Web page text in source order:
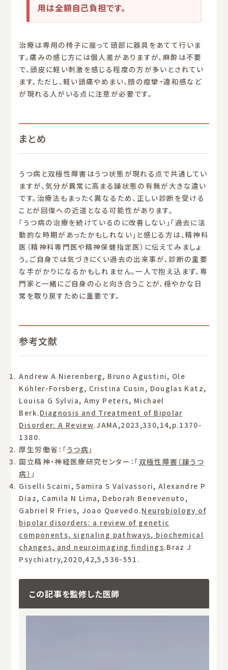
用は全額自己負担です。
治療は専用の椅子に座って頭部に器具をあてて行いま
す。痛みの感じ方には個人差がありますが、麻酔は不要
で、頭皮に軽い刺激を感じる程度の方が多いとされてい
ます。ただし、軽い頭痛やめまい、顔の痙攣・違和感など
が現れる人がいる点に注意が必要です。
まとめ
うつ病と双極性障害はうつ状態が現れる点で共通してい
ますが、気分が異常に高まる躁状態の有無が大きな違い
です。治療法もまったく異なるため、正しい診断を受ける
ことが回復への近道となる可能性があります。
「うつ病の治療を続けているのに改善しない」「過去に活
動的な時期があったかもしれない」と感じる方は、精神科
医（精神科専門医や精神保健指定医）に伝えてみましょ
う。ご自身では気づきにくい過去の出来事が、診断の重要
な手がかりになるかもしれません。一人で抱え込まず、専
門家と一緒にご自身の心と向き合うことが、穏やかな日
常を取り戻すために重要です。
参考文献
Andrew A Nierenberg, Bruno Agustini, Ole
Köhler-Forsberg, Cristina Cusin, Douglas Katz,
Louisa G Sylvia, Amy Peters, Michael
Berk.Diagnosis and Treatment of Bipolar
Disorder: A Review.JAMA,2023,330,14,p.1370-
1380.
厚生労働省：「うつ病 」
国立精神・神経医療研究センター：「双極性障害（躁うつ
病） 」
Giselli Scaini, Samira S Valvassori, Alexandre P
Diaz, Camila N Lima, Deborah Benevenuto,
Gabriel R Fries, Joao Quevedo.Neurobiology of
bipolar disorders: a review of genetic
components, signaling pathways, biochemical
changes, and neuroimaging findings.Braz J
Psychiatry,2020,42,5,536-551.
この記事を監修した医師